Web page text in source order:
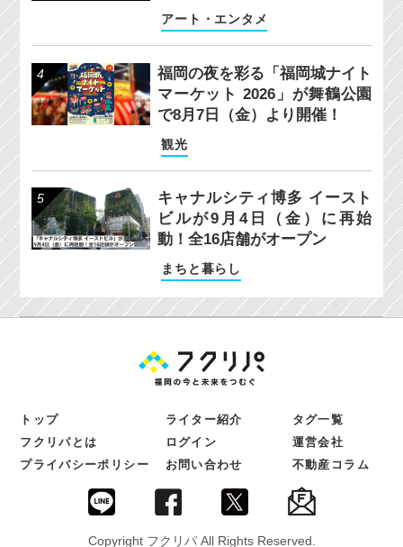
アート・エンタメ
福岡の夜を彩る「福岡城ナイト
マーケット 2026」が舞鶴公園
で8月7日（金）より開催！
観光
キャナルシティ博多 イースト
ビルが9月4日（金）に再始
動！全16店舗がオープン
まちと暮らし
トップ ライター紹介
タグ一覧
フクリパとは
ログイン
運営会社
プライバシーポリシー
お問い合わせ 不動産コラム
Copyright フクリパ All Rights Reserved.